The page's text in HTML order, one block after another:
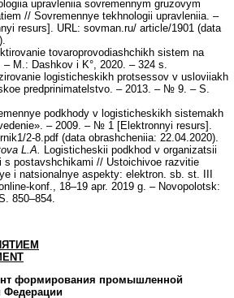
upravleniia sovremennym gruzovym
// Sovremennye tekhnologii upravleniia. –
resurs]. URL: sovman.ru/ article/1901 (data
tovaroprovodiashchikh sistem na
M.: Dashkov i K°, 2020. – 324 s.
logisticheskikh protsessov v usloviiakh
predprinimatelstvo. – 2013. – № 9. – S.
podkhody v logisticheskikh sistemakh
– 2009. – № 1 [Elektronnyi resurs].
2-8.pdf (data obrashcheniia: 22.04.2020).
L.A. Logisticheskii podkhod v organizatsii
s postavshchikami // Ustoichivoe razvitie
i natsionalnye aspekty: elektron. sb. st. III
konf., 18–19 apr. 2019 g. – Novopolotsk:
850–854.
формирования промышленной
Федерации